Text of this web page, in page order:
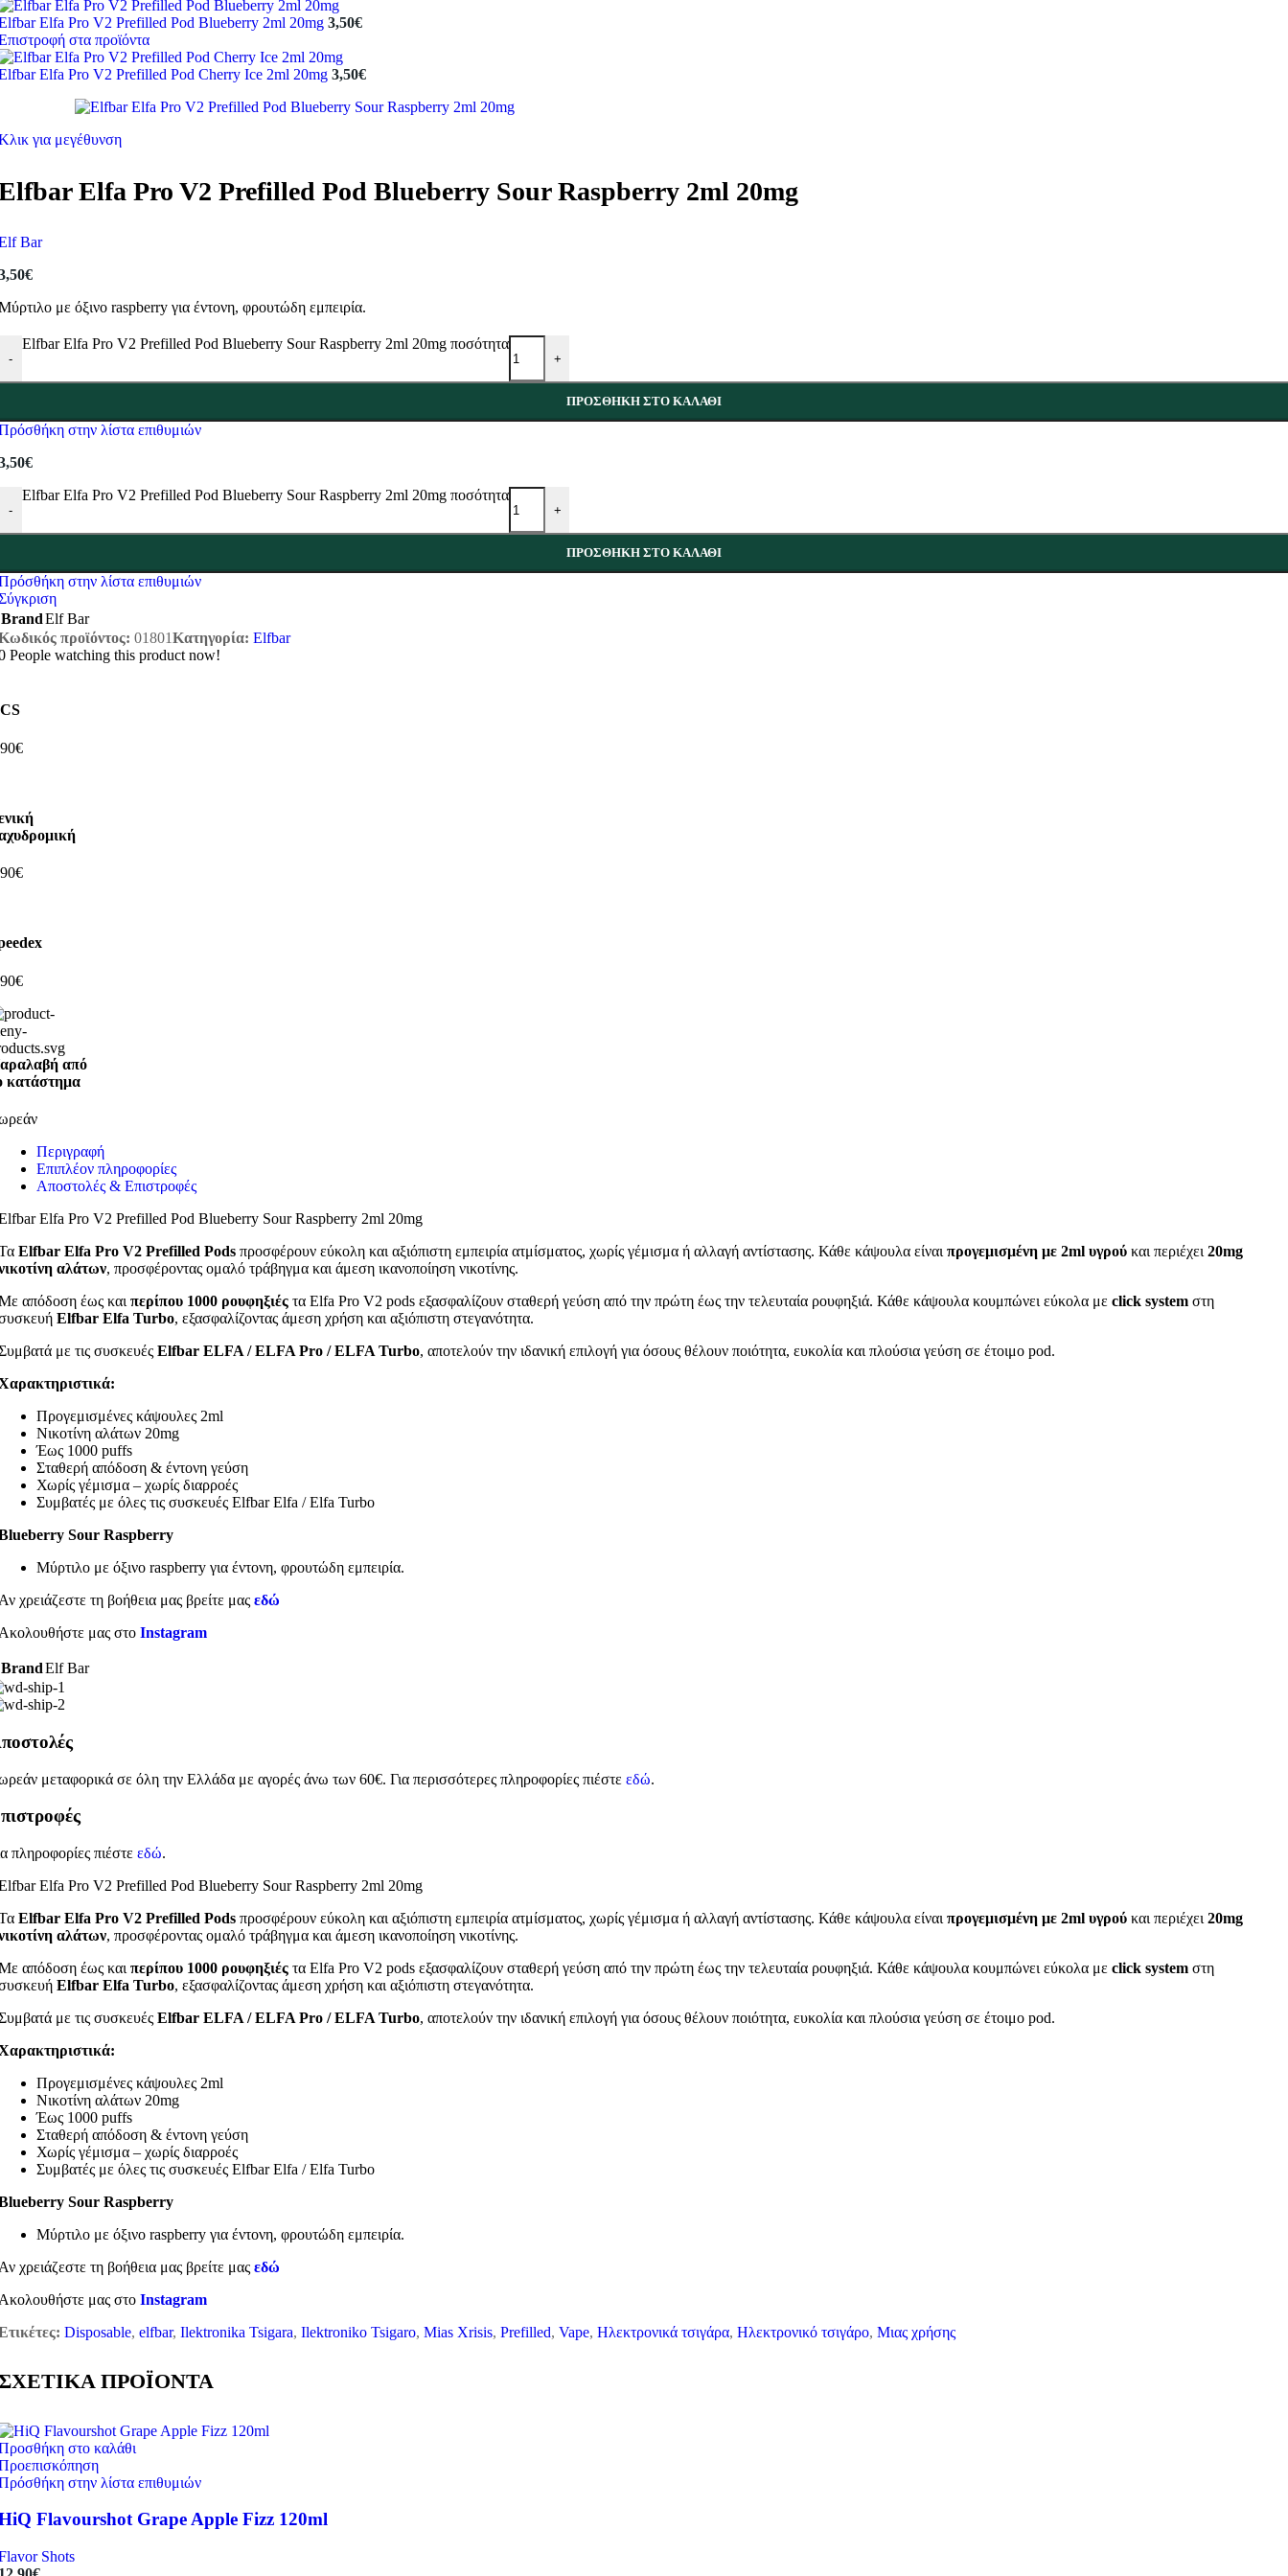
Elfa Pro V2 Prefilled Pod Blueberry 2ml 20mg 3,50€
στα προϊόντα
Elfa Pro V2 Prefilled Pod Cherry Ice 2ml 20mg 3,50€
για μεγέθυνση
Elfa Pro V2 Prefilled Pod Blueberry Sour Raspberry 2ml 20mg
Bar
€
με όξινο raspberry για έντονη, φρουτώδη εμπειρία.
-
Elfbar Elfa Pro V2 Prefilled Pod Blueberry Sour Raspberry 2ml 20mg ποσότητα
+
ΠΡΟΣΘΉΚΗ ΣΤΟ ΚΑΛΆΘΙ
στην λίστα επιθυμιών
€
-
Elfbar Elfa Pro V2 Prefilled Pod Blueberry Sour Raspberry 2ml 20mg ποσότητα
+
ΠΡΟΣΘΉΚΗ ΣΤΟ ΚΑΛΆΘΙ
στην λίστα επιθυμιών
BrandElf Bar
προϊόντος: 01801Κατηγορία: Elfbar
People watching this product now!
από
κατάστημα
Περιγραφή
Επιπλέον πληροφορίες
Αποστολές & Επιστροφές
Elfa Pro V2 Prefilled Pod Blueberry Sour Raspberry 2ml 20mg
Elfbar Elfa Pro V2 Prefilled Pods προσφέρουν εύκολη και αξιόπιστη εμπειρία ατμίσματος, χωρίς γέμισμα ή αλλαγή αντίστασης. Κάθε κάψουλα είναι προγεμισμένη με 2ml υγρού και περιέχει 20mg
αλάτων, προσφέροντας ομαλό τράβηγμα και άμεση ικανοποίηση νικοτίνης.
απόδοση έως και περίπου 1000 ρουφηξιές τα Elfa Pro V2 pods εξασφαλίζουν σταθερή γεύση από την πρώτη έως την τελευταία ρουφηξιά. Κάθε κάψουλα κουμπώνει εύκολα με click system στη
Elfbar Elfa Turbo, εξασφαλίζοντας άμεση χρήση και αξιόπιστη στεγανότητα.
με τις συσκευές Elfbar ELFA / ELFA Pro / ELFA Turbo, αποτελούν την ιδανική επιλογή για όσους θέλουν ποιότητα, ευκολία και πλούσια γεύση σε έτοιμο pod.
Προγεμισμένες κάψουλες 2ml
Νικοτίνη αλάτων 20mg
Έως 1000 puffs
Σταθερή απόδοση & έντονη γεύση
Χωρίς γέμισμα – χωρίς διαρροές
Συμβατές με όλες τις συσκευές Elfbar Elfa / Elfa Turbo
Sour Raspberry
Μύρτιλο με όξινο raspberry για έντονη, φρουτώδη εμπειρία.
χρειάζεστε τη βοήθεια μας βρείτε μας εδώ
μας στο Instagram
BrandElf Bar
μεταφορικά σε όλη την Ελλάδα με αγορές άνω των 60€. Για περισσότερες πληροφορίες πιέστε εδώ.
πληροφορίες πιέστε εδώ.
Elfa Pro V2 Prefilled Pod Blueberry Sour Raspberry 2ml 20mg
Elfbar Elfa Pro V2 Prefilled Pods προσφέρουν εύκολη και αξιόπιστη εμπειρία ατμίσματος, χωρίς γέμισμα ή αλλαγή αντίστασης. Κάθε κάψουλα είναι προγεμισμένη με 2ml υγρού και περιέχει 20mg
αλάτων, προσφέροντας ομαλό τράβηγμα και άμεση ικανοποίηση νικοτίνης.
απόδοση έως και περίπου 1000 ρουφηξιές τα Elfa Pro V2 pods εξασφαλίζουν σταθερή γεύση από την πρώτη έως την τελευταία ρουφηξιά. Κάθε κάψουλα κουμπώνει εύκολα με click system στη
Elfbar Elfa Turbo, εξασφαλίζοντας άμεση χρήση και αξιόπιστη στεγανότητα.
με τις συσκευές Elfbar ELFA / ELFA Pro / ELFA Turbo, αποτελούν την ιδανική επιλογή για όσους θέλουν ποιότητα, ευκολία και πλούσια γεύση σε έτοιμο pod.
Προγεμισμένες κάψουλες 2ml
Νικοτίνη αλάτων 20mg
Έως 1000 puffs
Σταθερή απόδοση & έντονη γεύση
Χωρίς γέμισμα – χωρίς διαρροές
Συμβατές με όλες τις συσκευές Elfbar Elfa / Elfa Turbo
Sour Raspberry
Μύρτιλο με όξινο raspberry για έντονη, φρουτώδη εμπειρία.
χρειάζεστε τη βοήθεια μας βρείτε μας εδώ
μας στο Instagram
Disposable, elfbar, Ilektronika Tsigara, Ilektroniko Tsigaro, Mias Xrisis, Prefilled, Vape, Ηλεκτρονικά τσιγάρα, Ηλεκτρονικό τσιγάρο, Μιας χρήσης
ΠΡΟΪΟΝΤΑ
στο καλάθι
στην λίστα επιθυμιών
Flavourshot Grape Apple Fizz 120ml
Shots